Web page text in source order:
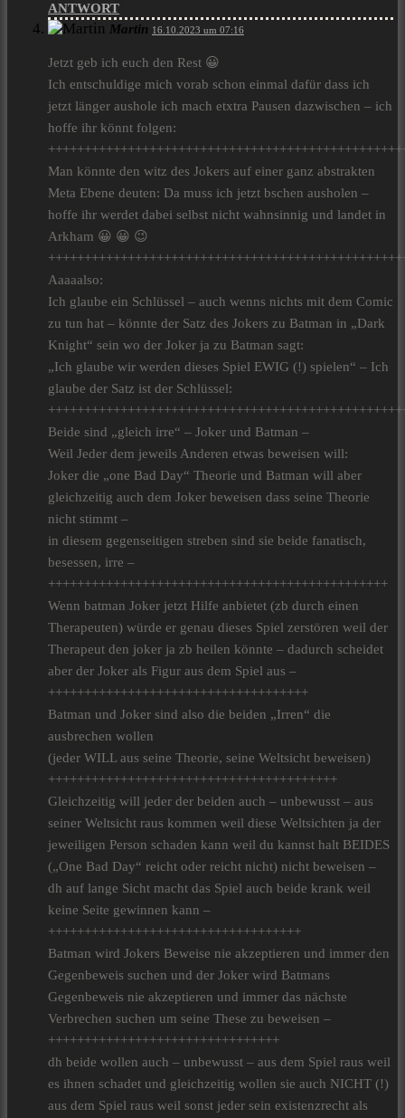
ANTWORT
Martin 16.10.2023 um 07:16
Jetzt geb ich euch den Rest 😀
Ich entschuldige mich vorab schon einmal dafür dass ich
jetzt länger aushole ich mach etxtra Pausen dazwischen – ich
hoffe ihr könnt folgen:
Man könnte den witz des Jokers auf einer ganz abstrakten
Meta Ebene deuten: Da muss ich jetzt bschen ausholen –
hoffe ihr werdet dabei selbst nicht wahnsinnig und landet in
Arkham 😀 😀 😉
Aaaaalso:
Ich glaube ein Schlüssel – auch wenns nichts mit dem Comic
zu tun hat – könnte der Satz des Jokers zu Batman in „Dark
Knight“ sein wo der Joker ja zu Batman sagt:
„Ich glaube wir werden dieses Spiel EWIG (!) spielen“ – Ich
glaube der Satz ist der Schlüssel:
Beide sind „gleich irre“ – Joker und Batman –
Weil Jeder dem jeweils Anderen etwas beweisen will:
Joker die „one Bad Day“ Theorie und Batman will aber
gleichzeitig auch dem Joker beweisen dass seine Theorie
nicht stimmt –
in diesem gegenseitigen streben sind sie beide fanatisch,
besessen, irre –
+++++++++++++++++++++++++++++++++++++++++++++++
Wenn batman Joker jetzt Hilfe anbietet (zb durch einen
Therapeuten) würde er genau dieses Spiel zerstören weil der
Therapeut den joker ja zb heilen könnte – dadurch scheidet
aber der Joker als Figur aus dem Spiel aus –
++++++++++++++++++++++++++++++++++++
Batman und Joker sind also die beiden „Irren“ die
ausbrechen wollen
(jeder WILL aus seine Theorie, seine Weltsicht beweisen)
++++++++++++++++++++++++++++++++++++++++
Gleichzeitig will jeder der beiden auch – unbewusst – aus
seiner Weltsicht raus kommen weil diese Weltsichten ja der
jeweiligen Person schaden kann weil du kannst halt BEIDES
(„One Bad Day“ reicht oder reicht nicht) nicht beweisen –
dh auf lange Sicht macht das Spiel auch beide krank weil
keine Seite gewinnen kann –
+++++++++++++++++++++++++++++++++++
Batman wird Jokers Beweise nie akzeptieren und immer den
Gegenbeweis suchen und der Joker wird Batmans
Gegenbeweis nie akzeptieren und immer das nächste
Verbrechen suchen um seine These zu beweisen –
++++++++++++++++++++++++++++++++
dh beide wollen auch – unbewusst – aus dem Spiel raus weil
es ihnen schadet und gleichzeitig wollen sie auch NICHT (!)
aus dem Spiel raus weil sonst jeder sein existenzrecht als